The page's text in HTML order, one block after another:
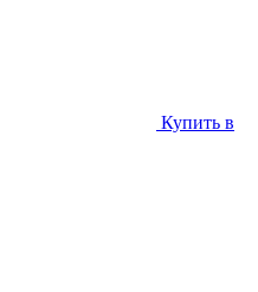
Купить в